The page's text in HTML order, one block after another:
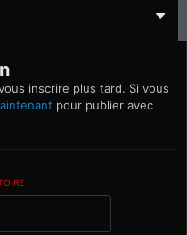
inscrire plus tard. Si vous
pour publier avec